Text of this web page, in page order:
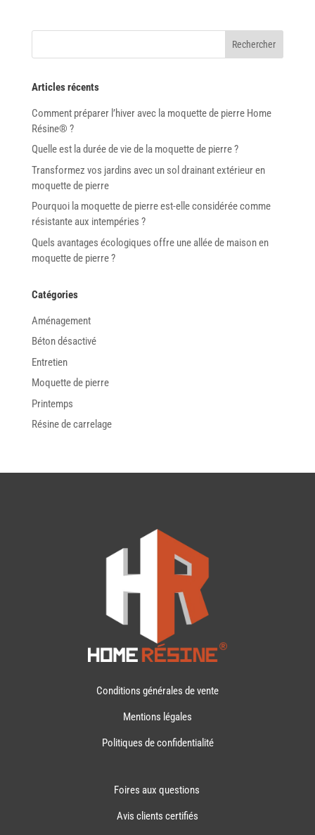
Rechercher
Articles récents
Comment préparer l’hiver avec la moquette de pierre Home
Résine® ?
Quelle est la durée de vie de la moquette de pierre ?
Transformez vos jardins avec un sol drainant extérieur en
moquette de pierre
Pourquoi la moquette de pierre est-elle considérée comme
résistante aux intempéries ?
Quels avantages écologiques offre une allée de maison en
moquette de pierre ?
Catégories
Aménagement
Béton désactivé
Entretien
Moquette de pierre
Printemps
Résine de carrelage
Conditions générales de vente
Mentions légales
Politiques de confidentialité
Foires aux questions
Avis clients certifiés